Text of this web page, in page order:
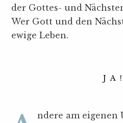
der Gottes- und
Wer Gott und den
ewige Leben.
JA!